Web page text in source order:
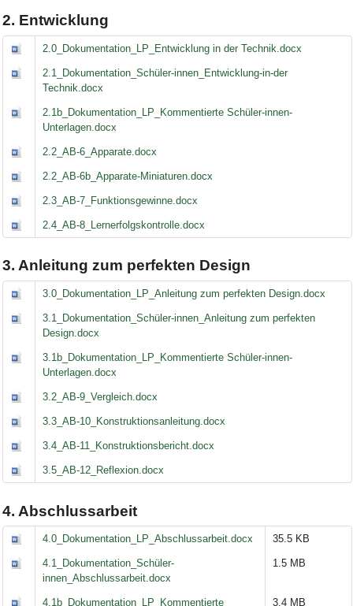
2. Entwicklung
2.0_Dokumentation_LP_Entwicklung in der Technik.docx
2.1_Dokumentation_Schüler-innen_Entwicklung-in-der
Technik.docx
2.1b_Dokumentation_LP_Kommentierte Schüler-innen-
Unterlagen.docx
2.2_AB-6_Apparate.docx
2.2_AB-6b_Apparate-Miniaturen.docx
2.3_AB-7_Funktionsgewinne.docx
2.4_AB-8_Lernerfolgskontrolle.docx
3. Anleitung zum perfekten Design
3.0_Dokumentation_LP_Anleitung zum perfekten Design.docx
3.1_Dokumentation_Schüler-innen_Anleitung zum perfekten
Design.docx
3.1b_Dokumentation_LP_Kommentierte Schüler-innen-
Unterlagen.docx
3.2_AB-9_Vergleich.docx
3.3_AB-10_Konstruktionsanleitung.docx
3.4_AB-11_Konstruktionsbericht.docx
3.5_AB-12_Reflexion.docx
4. Abschlussarbeit
4.0_Dokumentation_LP_Abschlussarbeit.docx 35.5 KB
4.1_Dokumentation_Schüler-
innen_Abschlussarbeit.docx
1.5 MB
4.1b_Dokumentation_LP_Kommentierte 3.4 MB